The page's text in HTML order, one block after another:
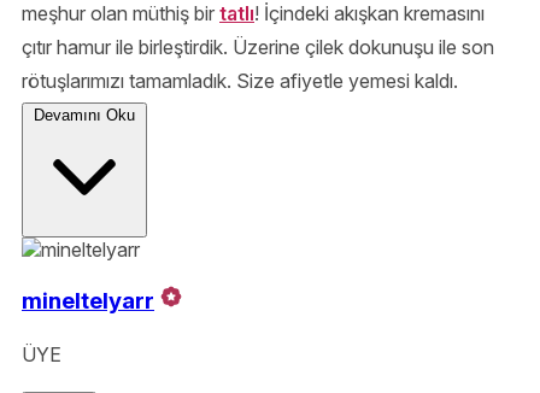
meşhur olan müthiş bir tatlı! İçindeki akışkan kremasını
çıtır hamur ile birleştirdik. Üzerine çilek dokunuşu ile son
rötuşlarımızı tamamladık. Size afiyetle yemesi kaldı.
Devamını Oku
mineltelyarr
ÜYE